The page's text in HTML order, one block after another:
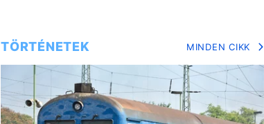
TÖRTÉNETEK MINDEN CIKK